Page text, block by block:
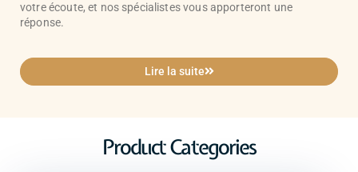
votre écoute, et nos spécialistes vous apporteront une
réponse.
Lire la suite
Product Categories